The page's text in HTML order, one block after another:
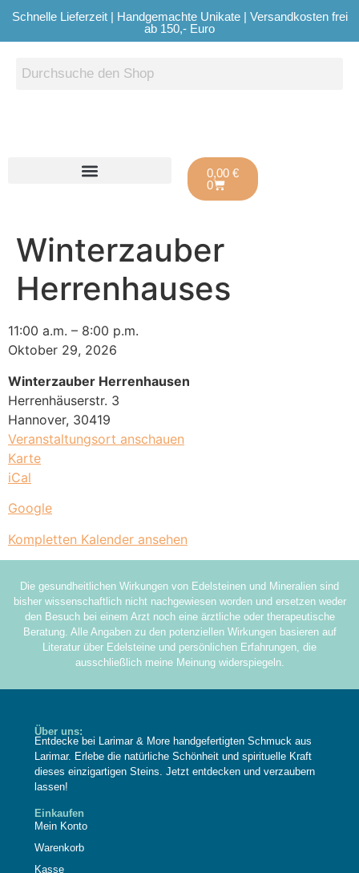
Schnelle Lieferzeit | Handgemachte Unikate | Versandkosten frei
ab 150,- Euro
0,00 €
0
Winterzauber
Herrenhauses
11:00 a.m. – 8:00 p.m.
Oktober 29, 2026
Winterzauber Herrenhausen
Herrenhäuserstr. 3
Hannover, 30419
Veranstaltungsort anschauen
Karte
iCal
Google
Kompletten Kalender ansehen
Die gesundheitlichen Wirkungen von Edelsteinen und Mineralien sind
bisher wissenschaftlich nicht nachgewiesen worden und ersetzen weder
den Besuch bei einem Arzt noch eine ärztliche oder therapeutische
Beratung. Alle Angaben zu den potenziellen Wirkungen basieren auf
Literatur über Edelsteine und persönlichen Erfahrungen, die
ausschließlich meine Meinung widerspiegeln.
Über uns:
Entdecke bei Larimar & More handgefertigten Schmuck aus
Larimar. Erlebe die natürliche Schönheit und spirituelle Kraft
dieses einzigartigen Steins. Jetzt entdecken und verzaubern
lassen!
Einkaufen
Mein Konto
Warenkorb
Kasse